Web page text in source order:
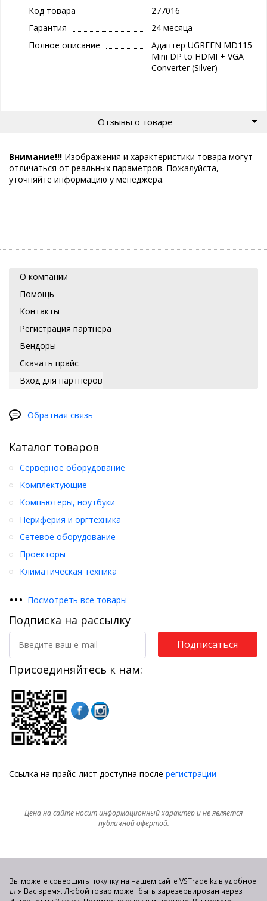
Код товара
277016
Гарантия
24 месяца
Полное описание
Адаптер UGREEN MD115
Mini DP to HDMI + VGA
Converter (Silver)
Отзывы о товаре
Внимание!!! Изображения и характеристики товара могут
отличаться от реальных параметров. Пожалуйста,
уточняйте информацию у менеджера.
О компании
Помощь
Контакты
Регистрация партнера
Вендоры
Скачать прайс
Вход для партнеров
Обратная связь
Каталог товаров
Серверное оборудование
Комплектующие
Компьютеры, ноутбуки
Периферия и оргтехника
Сетевое оборудование
Проекторы
Климатическая техника
••• Посмотреть все товары
Подписка на рассылку
Подписаться
Присоединяйтесь к нам:
Ссылка на прайс-лист доступна после регистрации
Цена на сайте носит информационный характер и не является
публичной офертой.
Вы можете совершить покупку на нашем сайте VSTrade.kz в удобное
для Вас время. Любой товар может быть зарезервирован через